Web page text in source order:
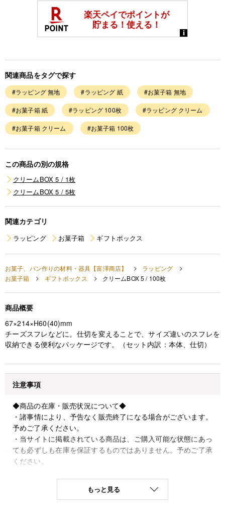
関連商品をタグで探す
#ラッピング 無地 #ラッピング 紙 #お菓子箱 無地
#お菓子箱 紙 #ラッピング 100枚 #ラッピング クリーム
#お菓子箱 クリーム #お菓子箱 100枚
この商品の別の規格
クリームBOX 5 / 1枚
クリームBOX 5 / 5枚
関連カテゴリ
ラッピング お菓子箱 ギフトボックス
お菓子、パン作りの材料・器具【富澤商店】
ラッピング
お菓子箱
ギフトボックス クリームBOX 5 / 100枚
商品概要
67×214×H60(40)mm
チーズスフレなどに。仕切を変えることで、サイズ違いのスフレを
収納できる便利なパッケージです。（セット内訳：本体、仕切）
注意事項
◆商品の在庫・販売状況について◆
・諸事情により、予告なく販売終了になる場合がございます。
予めご了承ください。
・当サイトに掲載されている商品は、ご購入可能な状態にあっ
ても必ずしも在庫を保証するものではありません。予めご了承
ください。
もっと見る